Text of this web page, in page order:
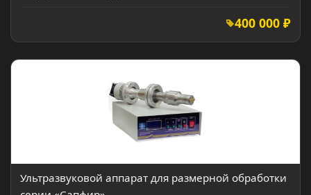
400 000 ₽
Ультразвуковой аппарат для размерной обработки